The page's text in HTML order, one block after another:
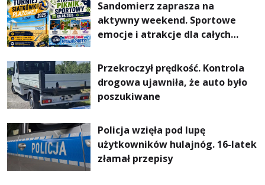
Sandomierz zaprasza na
aktywny weekend. Sportowe
emocje i atrakcje dla całych
Przekroczył prędkość. Kontrola
drogowa ujawniła, że auto było
poszukiwane
Policja wzięła pod lupę
użytkowników hulajnóg. 16-latek
złamał przepisy